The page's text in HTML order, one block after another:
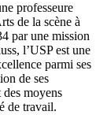
professeure
de la scène à
par une mission
l’USP est une
parmi ses
de ses
moyens
de travail.